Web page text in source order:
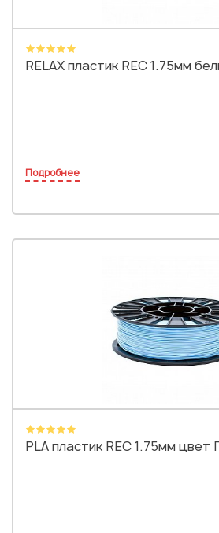
RELAX пластик REC 1.75мм
Подробнее
PLA пластик REC 1.75мм цвет